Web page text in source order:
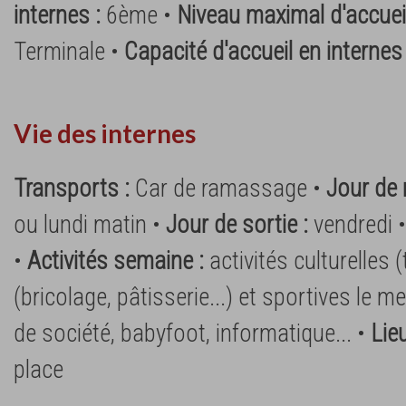
internes : 6ème • Niveau maximal
Terminale • Capacité d'accueil en
Vie des internes
Transports : Car de ramassage • Jour de
ou lundi matin • Jour de sortie :vendredi
• Activités semaine : activités culturelles
(bricolage, pâtisserie...) et sportives le
de société, babyfoot, informatique... •
place